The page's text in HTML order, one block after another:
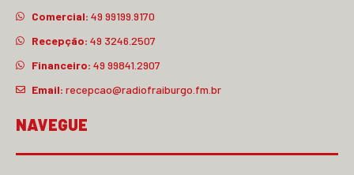
Comercial: 49 99199.9170
Recepção: 49 3246.2507
Financeiro: 49 99841.2907
Email: recepcao@radiofraiburgo.fm.br
NAVEGUE